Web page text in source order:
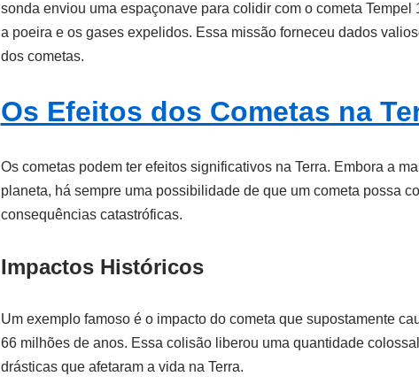
sonda enviou uma espaçonave para colidir com o cometa
a poeira e os gases expelidos. Essa missão forneceu dados
dos cometas.
Os Efeitos dos Cometas na
Os cometas podem ter efeitos significativos na Terra. Embora a
planeta, há sempre uma possibilidade de que um cometa possa
consequências catastróficas.
Impactos Históricos
Um exemplo famoso é o impacto do cometa que supostamente
66 milhões de anos. Essa colisão liberou uma quantidade
drásticas que afetaram a vida na Terra.